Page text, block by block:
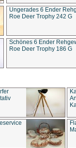
Ungerades 6 Ender
Roe Deer Trophy 242 G
Schönes 6 Ender
Roe Deer Trophy 186 G